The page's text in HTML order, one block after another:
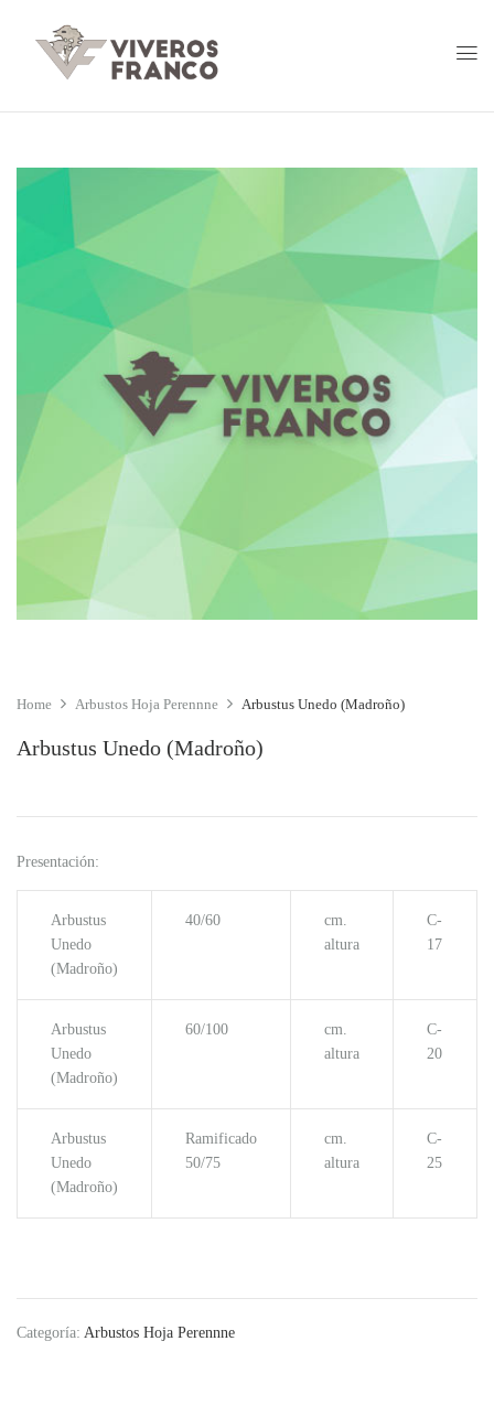
Home Arbustos Hoja Perennne Arbustus Unedo (Madroño)
Arbustus Unedo (Madroño)
Presentación:
Arbustus
Unedo
(Madroño)
40/60
cm.
altura
C-
17
Arbustus
Unedo
(Madroño)
60/100
cm.
altura
C-
20
Arbustus
Unedo
(Madroño)
Ramificado
50/75
cm.
altura
C-
25
Categoría: Arbustos Hoja Perennne